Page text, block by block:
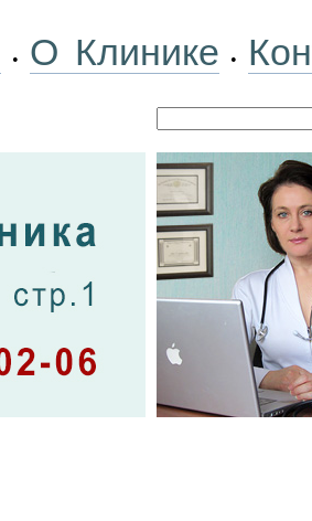
• О Клинике •